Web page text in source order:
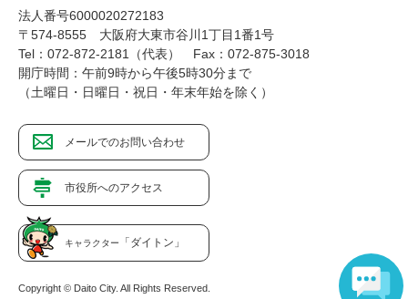
法人番号6000020272183
〒574-8555 大阪府大東市谷川1丁目1番1号
Tel：072-872-2181（代表）
Fax：072-875-3018
開庁時間：午前9時から午後5時30分まで
（土曜日・日曜日・祝日・年末年始を除く）
メールでのお問い合わせ
市役所へのアクセス
キャラクター 「ダイトン」
Copyright © Daito City. All Rights Reserved.